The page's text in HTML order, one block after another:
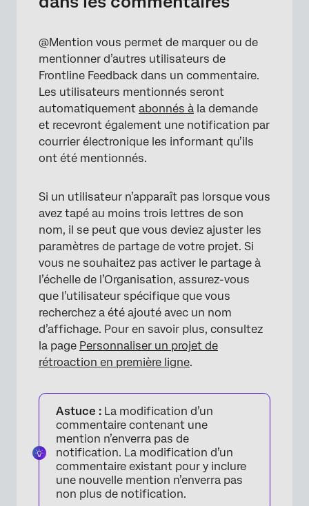
×
@Mention vous permet de marquer ou de
mentionner d’autres utilisateurs de
Frontline Feedback dans un commentaire.
Les utilisateurs mentionnés seront
automatiquement abonnés à la demande
et recevront également une notification par
courrier électronique les informant qu’ils
ont été mentionnés.
Si un utilisateur n’apparaît pas lorsque vous
avez tapé au moins trois lettres de son
nom, il se peut que vous deviez ajuster les
paramètres de partage de votre projet. Si
vous ne souhaitez pas activer le partage à
l’échelle de l’Organisation, assurez-vous
que l’utilisateur spécifique que vous
recherchez a été ajouté avec un nom
d’affichage. Pour en savoir plus, consultez
la page Personnaliser un projet de
rétroaction en première ligne.
Astuce : La modification d’un
commentaire contenant une
mention n’enverra pas de
notification. La modification d’un
commentaire existant pour y inclure
une nouvelle mention n’enverra pas
non plus de notification.